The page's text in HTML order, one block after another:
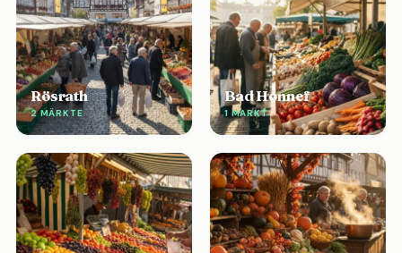
Rösrath
2 MÄRKTE
Bad Honnef
1 MARKT